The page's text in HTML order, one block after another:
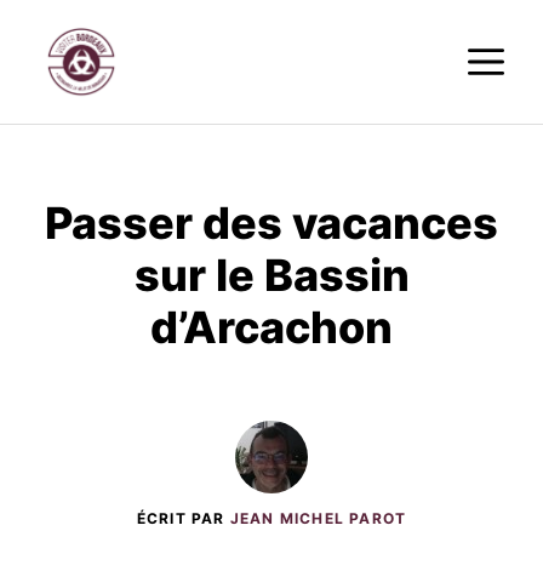
contenu
Passer des vacances
sur le Bassin
d’Arcachon
ÉCRIT PAR JEAN MICHEL PAROT